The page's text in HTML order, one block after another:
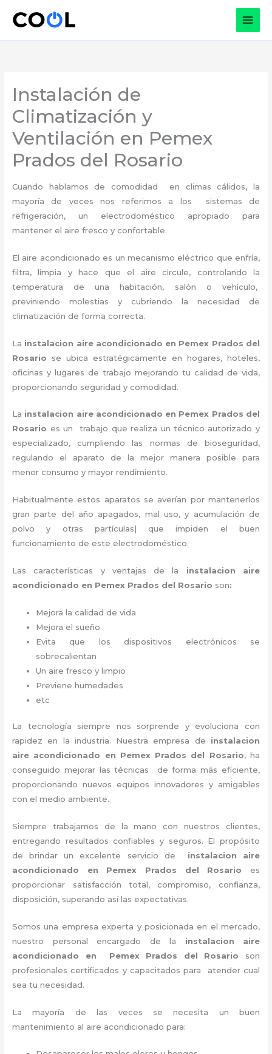
Instalación de
Climatización y
Ventilación en Pemex
Prados del Rosario
Cuando hablamos de comodidad en climas cálidos, la
mayoría de veces nos referimos a los sistemas de
refrigeración, un electrodoméstico apropiado para
mantener el aire fresco y confortable.
El aire acondicionado es un mecanismo eléctrico que enfría,
filtra, limpia y hace que el aire circule, controlando la
temperatura de una habitación, salón o vehículo,
previniendo molestias y cubriendo la necesidad de
climatización de forma correcta.
La instalacion aire acondicionado en Pemex Prados del
Rosario se ubica estratégicamente en hogares, hoteles,
oficinas y lugares de trabajo mejorando tu calidad de vida,
proporcionando seguridad y comodidad.
La instalacion aire acondicionado en Pemex Prados del
Rosario es un
trabajo que realiza un técnico autorizado y
especializado, cumpliendo las normas de bioseguridad,
regulando el aparato de la mejor manera posible para
menor consumo y mayor rendimiento.
Habitualmente estos aparatos se averían por mantenerlos
gran parte del año apagados, mal uso, y acumulación de
polvo y otras partículas| que impiden el buen
funcionamiento de este electrodoméstico.
Las características y ventajas de la instalacion aire
acondicionado en Pemex Prados del Rosario son:
Mejora la calidad de vida
Mejora el sueño
Evita que los dispositivos electrónicos se
sobrecalientan
Un aire fresco y limpio
Previene humedades
etc
La tecnología siempre nos sorprende y evoluciona con
rapidez en la industria. Nuestra empresa de instalacion
aire acondicionado en Pemex Prados del Rosario, ha
conseguido mejorar las técnicas de forma más eficiente,
proporcionando nuevos equipos innovadores y amigables
con el medio ambiente.
Siempre trabajamos de la mano con nuestros clientes,
entregando resultados confiables y seguros. El propósito
de brindar un excelente servicio de instalacion aire
acondicionado en Pemex Prados del Rosario
es
proporcionar satisfacción total, compromiso, confianza,
disposición, superando así las expectativas.
Somos una empresa experta y posicionada en el mercado,
nuestro personal encargado de la instalacion aire
acondicionado en Pemex Prados del Rosario
son
profesionales certificados y capacitados para atender cual
sea tu necesidad.
La mayoría de las veces se necesita un buen
mantenimiento al aire acondicionado para: